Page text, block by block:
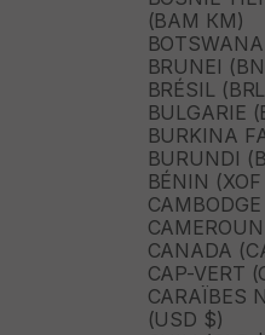
(BAM КМ)
BRUNEI
BRÉSIL
BULGARIE
BURKINA
BURUNDI
BÉNIN (XOF
CAMBODGE
CANADA
CAP-VERT
CARAÏBES
(USD $)